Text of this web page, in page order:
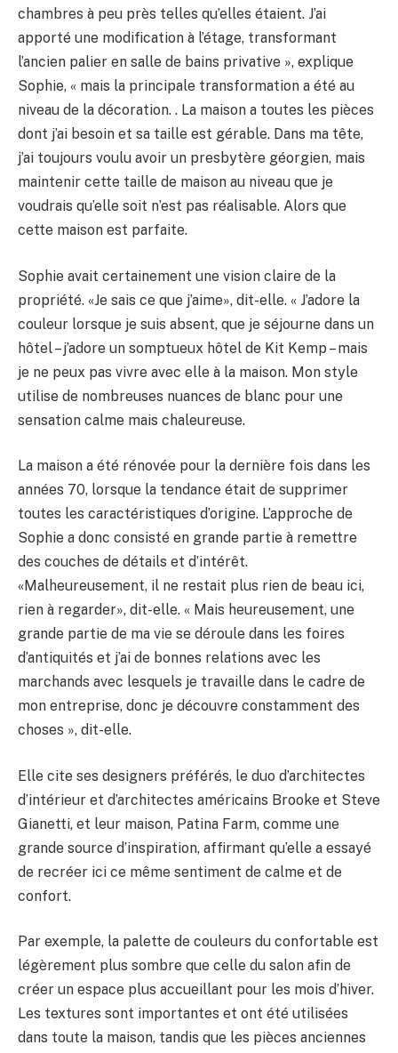
chambres à peu près telles qu’elles étaient. J’ai
apporté une modification à l’étage, transformant
l’ancien palier en salle de bains privative », explique
Sophie, « mais la principale transformation a été au
niveau de la décoration. . La maison a toutes les pièces
dont j’ai besoin et sa taille est gérable. Dans ma tête,
j’ai toujours voulu avoir un presbytère géorgien, mais
maintenir cette taille de maison au niveau que je
voudrais qu’elle soit n’est pas réalisable. Alors que
cette maison est parfaite.
Sophie avait certainement une vision claire de la
propriété. «Je sais ce que j’aime», dit-elle. « J’adore la
couleur lorsque je suis absent, que je séjourne dans un
hôtel – j’adore un somptueux hôtel de Kit Kemp – mais
je ne peux pas vivre avec elle à la maison. Mon style
utilise de nombreuses nuances de blanc pour une
sensation calme mais chaleureuse.
La maison a été rénovée pour la dernière fois dans les
années 70, lorsque la tendance était de supprimer
toutes les caractéristiques d’origine. L’approche de
Sophie a donc consisté en grande partie à remettre
des couches de détails et d’intérêt.
«Malheureusement, il ne restait plus rien de beau ici,
rien à regarder», dit-elle. « Mais heureusement, une
grande partie de ma vie se déroule dans les foires
d’antiquités et j’ai de bonnes relations avec les
marchands avec lesquels je travaille dans le cadre de
mon entreprise, donc je découvre constamment des
choses », dit-elle.
Elle cite ses designers préférés, le duo d’architectes
d’intérieur et d’architectes américains Brooke et Steve
Gianetti, et leur maison, Patina Farm, comme une
grande source d’inspiration, affirmant qu’elle a essayé
de recréer ici ce même sentiment de calme et de
confort.
Par exemple, la palette de couleurs du confortable est
légèrement plus sombre que celle du salon afin de
créer un espace plus accueillant pour les mois d’hiver.
Les textures sont importantes et ont été utilisées
dans toute la maison, tandis que les pièces anciennes